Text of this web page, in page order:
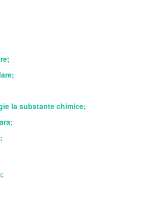
la substante chimice;